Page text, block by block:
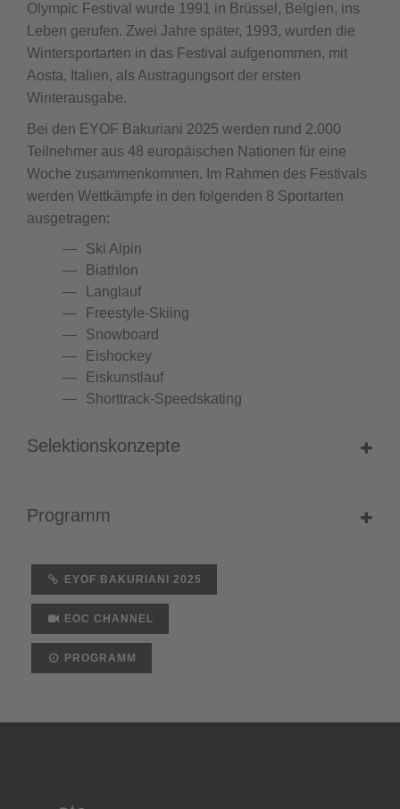
Olympic Festival wurde 1991 in Brüssel, Belgien, ins
Leben gerufen. Zwei Jahre später, 1993, wurden die
Wintersportarten in das Festival aufgenommen, mit
Aosta, Italien, als Austragungsort der ersten
Winterausgabe.
Bei den EYOF Bakuriani 2025 werden rund 2.000
Teilnehmer aus 48 europäischen Nationen für eine
Woche zusammenkommen. Im Rahmen des Festivals
werden Wettkämpfe in den folgenden 8 Sportarten
ausgetragen:
Ski Alpin
Biathlon
Langlauf
Freestyle-Skiing
Snowboard
Eishockey
Eiskunstlauf
Shorttrack-Speedskating
Selektionskonzepte
Programm
EYOF BAKURIANI 2025
EOC CHANNEL
PROGRAMM